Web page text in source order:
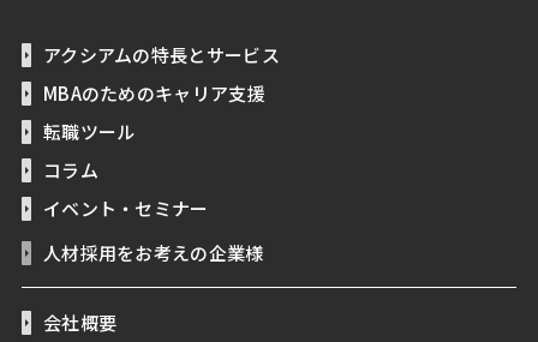
アクシアムの特長とサービス
MBAのためのキャリア支援
転職ツール
コラム
イベント・セミナー
人材採用をお考えの企業様
会社概要